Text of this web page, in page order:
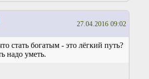
27.04.2016 09:02
стать богатым - это лёгкий путь?
надо уметь.